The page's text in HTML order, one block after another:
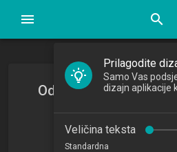
search
Odabrana poglavlja
Selected Topics in
2020/2021
Prilagodite
dizajn aplikacije
Veličina teksta
Standardna